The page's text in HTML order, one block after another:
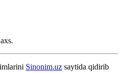
Sinonim.uz saytida qidirib